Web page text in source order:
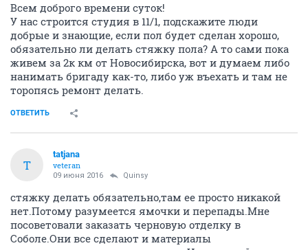
Всем доброго времени суток!
У нас строится студия в 11/1, подскажите люди
добрые и знающие, если пол будет сделан хорошо,
обязательно ли делать стяжку пола? А то сами пока
живем за 2к км от Новосибирска, вот и думаем либо
нанимать бригаду как-то, либо уж въехать и там не
торопясь ремонт делать.
ОТВЕТИТЬ
T
tatjana
veteran
09 июня 2016 Quinsy
стяжку делать обязательно,там ее просто никакой
нет.Потому разумеется ямочки и перепады.Мне
посоветовали заказать черновую отделку в
Соболе.Они все сделают и материалы